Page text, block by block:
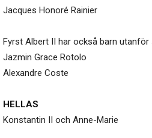
Jacques Honoré Rainier
Fyrst Albert II har också barn utanför
Jazmin Grace Rotolo
Alexandre Coste
HELLAS
Konstantin II och Anne-Marie